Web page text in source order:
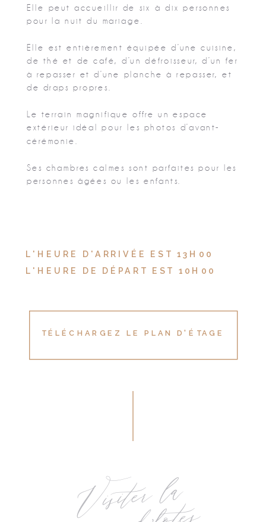
Elle peut accueillir de six à dix personnes
pour la nuit du mariage.
Elle est entièrement équipée d’une cuisine,
de thé et de café, d’un défroisseur, d’un fer
à repasser et d’une planche à repasser, et
de draps propres.
Le terrain magnifique offre un espace
extérieur idéal pour les photos d’avant-
cérémonie.
Ses chambres calmes sont parfaites pour les
personnes âgées ou les enfants.
L'HEURE D'ARRIVÉE EST 13H00
L'HEURE DE DÉPART EST 10H00
TÉLÉCHARGEZ LE PLAN D'ÉTAGE
Visit
er
l
a
m
ais
o
n
d'h
ôt